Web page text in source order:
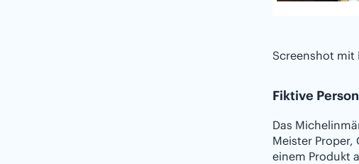
Screenshot mit
Fiktive
Das
Meister
einem Produkt